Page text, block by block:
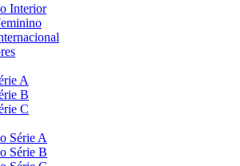
Interior
A
B
C
Série A
Série B